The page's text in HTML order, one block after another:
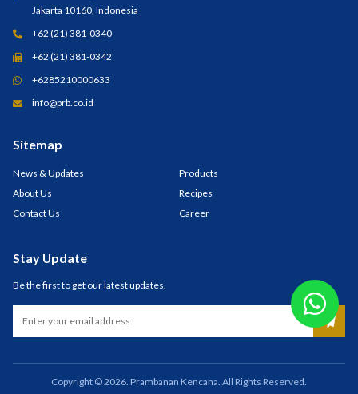
Jakarta 10160, Indonesia
+62 (21) 381-0340
+62 (21) 381-0342
+6285210000633
info@prb.co.id
Sitemap
News & Updates
Products
About Us
Recipes
Contact Us
Career
Stay Update
Be the first to get our latest updates.
Copyright © 2026. Prambanan Kencana. All Rights Reserved.